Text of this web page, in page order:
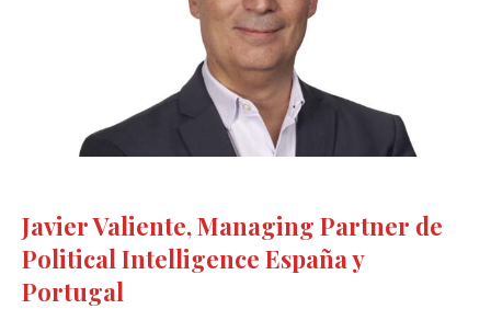
Javier Valiente, Managing Partner de
Political Intelligence España y
Portugal